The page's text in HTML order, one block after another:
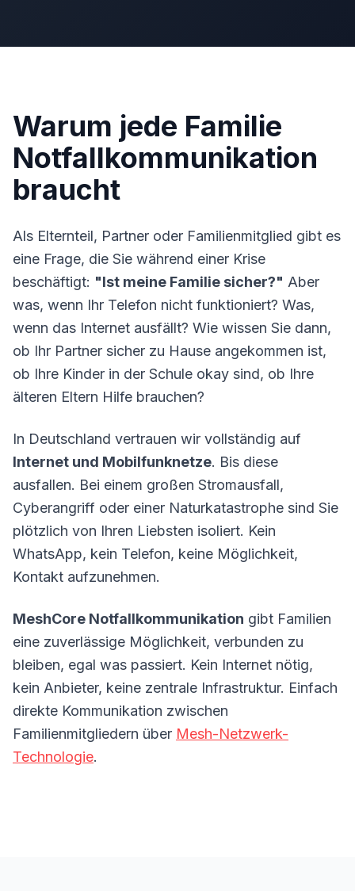
Warum jede Familie
Notfallkommunikation
braucht
Als Elternteil, Partner oder Familienmitglied gibt es
eine Frage, die Sie während einer Krise
beschäftigt: "Ist meine Familie sicher?" Aber
was, wenn Ihr Telefon nicht funktioniert? Was,
wenn das Internet ausfällt? Wie wissen Sie dann,
ob Ihr Partner sicher zu Hause angekommen ist,
ob Ihre Kinder in der Schule okay sind, ob Ihre
älteren Eltern Hilfe brauchen?
In Deutschland vertrauen wir vollständig auf
Internet und Mobilfunknetze. Bis diese
ausfallen. Bei einem großen Stromausfall,
Cyberangriff oder einer Naturkatastrophe sind Sie
plötzlich von Ihren Liebsten isoliert. Kein
WhatsApp, kein Telefon, keine Möglichkeit,
Kontakt aufzunehmen.
MeshCore Notfallkommunikation gibt Familien
eine zuverlässige Möglichkeit, verbunden zu
bleiben, egal was passiert. Kein Internet nötig,
kein Anbieter, keine zentrale Infrastruktur. Einfach
direkte Kommunikation zwischen
Familienmitgliedern über Mesh-Netzwerk-
Technologie.